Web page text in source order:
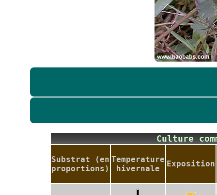
Culture
Substrat (en
proportions)
Temperature
hivernale
Exposition